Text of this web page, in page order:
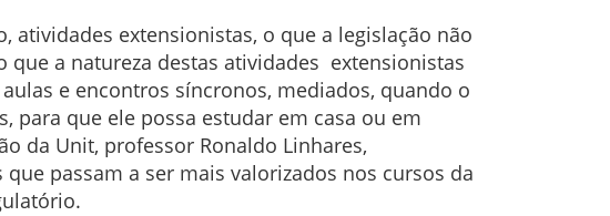
atividades extensionistas, o que a legislação não
a natureza destas atividades extensionistas
e encontros síncronos, mediados, quando o
para que ele possa estudar em casa ou em
da Unit, professor Ronaldo Linhares,
passam a ser mais valorizados nos cursos da